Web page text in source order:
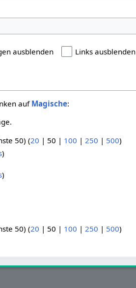
ausblenden Links ausblenden
auf Magische:
50) (20 | 50 | 100 | 250 | 500)
)
)
50) (20 | 50 | 100 |250 | 500)